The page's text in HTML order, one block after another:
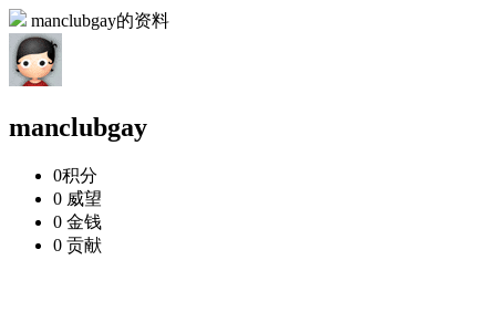
manclubgay的资料
manclubgay
0积分
0 威望
0 金钱
0 贡献